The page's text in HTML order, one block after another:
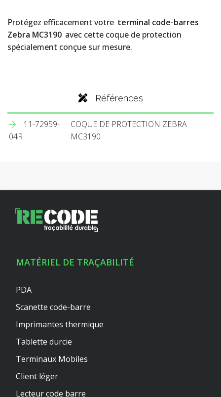
Protégez efficacement votre terminal code-barres
Zebra MC3190 avec cette coque de protection
spécialement conçue sur mesure.
Références
11-72959-
04R
COQUE DE PROTECTION ZEBRA
MC3190
MATÉRIEL DE TRAÇABILITÉ
PDA
Scanette code-barre
Imprimantes thermique
Tablette durcie
Terminaux Mobiles
Client léger
Lecteur code barre